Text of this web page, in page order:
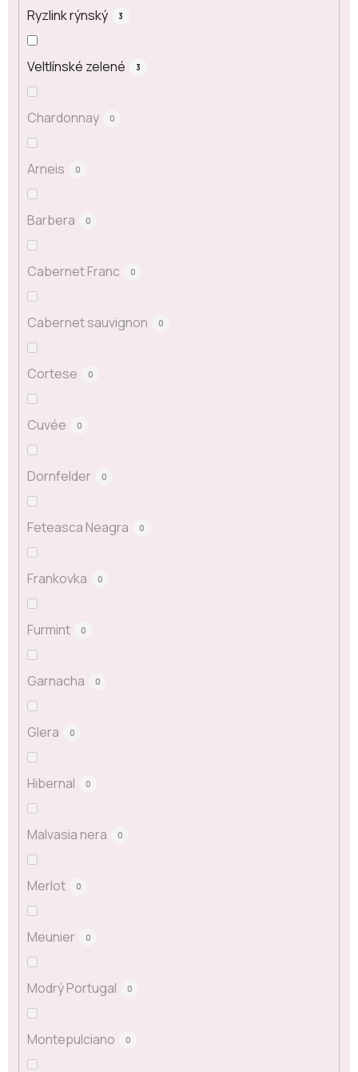
Ryzlink rýnský 3
Veltlínské zelené 3
Chardonnay 0
Arneis 0
Barbera 0
Cabernet Franc 0
Cabernet sauvignon 0
Cortese 0
Cuvée 0
Dornfelder 0
Feteasca Neagra 0
Frankovka 0
Furmint 0
Garnacha 0
Glera 0
Hibernal 0
Malvasia nera 0
Merlot 0
Meunier 0
Modrý Portugal 0
Montepulciano 0